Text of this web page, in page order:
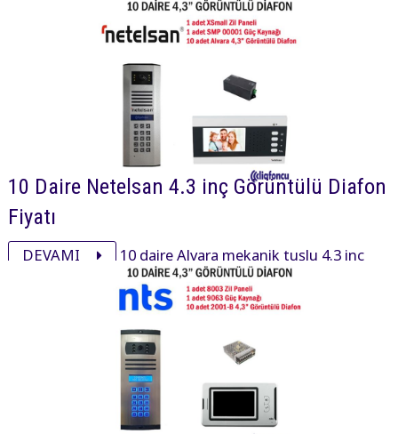
inç daire içi cihaz, 3002 mekanik tuşlu zil paneli ve
aksesuarı ile görüntülü diafon paketi 26800₺ dir.
10 Daire Netelsan 4.3 inç Görüntülü Diafon
Fiyatı
DEVAMI
10 daire Alvara mekanik tuşlu 4.3 inç
daire içi cihaz, xsmall mekanik tuşlu zil paneli ve
aksesuarı ile görüntülü diafon paketi 28500₺ dir.